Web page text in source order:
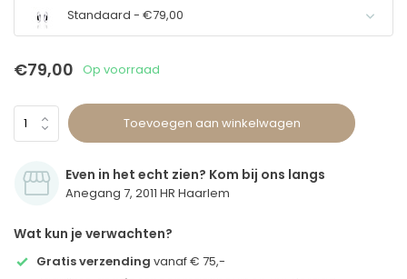
Standaard - €79,00
€79,00 Op voorraad
Toevoegen aan winkelwagen
Even in het echt zien? Kom bij ons langs
Anegang 7, 2011 HR Haarlem
Wat kun je verwachten?
Gratis verzending vanaf € 75,-